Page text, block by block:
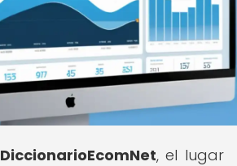
DiccionarioEcomNet, el lugar